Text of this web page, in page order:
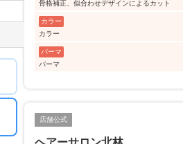
骨格補正、似合わせデザインによるカット
カラー
カラー
パーマ
パーマ
店舗公式